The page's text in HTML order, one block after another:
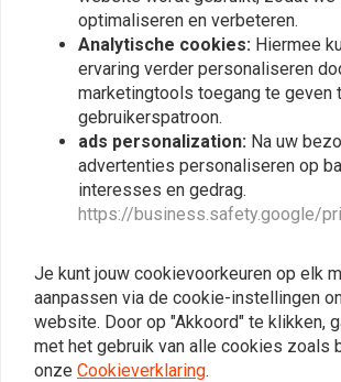
YT9B-WC
YUASA
YTX12-
optimaliseren en verbeteren.
Analytische cookies: Hiermee
ervaring verder personaliseren
marketingtools toegang te geven
gebruikerspatroon.
ads personalization: Na uw
advertenties personaliseren op
interesses en gedrag.
https://business.safety.google/
Je kunt jouw cookievoorkeuren op elk
aanpassen via de cookie-instellingen
website. Door op "Akkoord" te klikken,
met het gebruik van alle cookies zoals
onze Cookieverklaring.